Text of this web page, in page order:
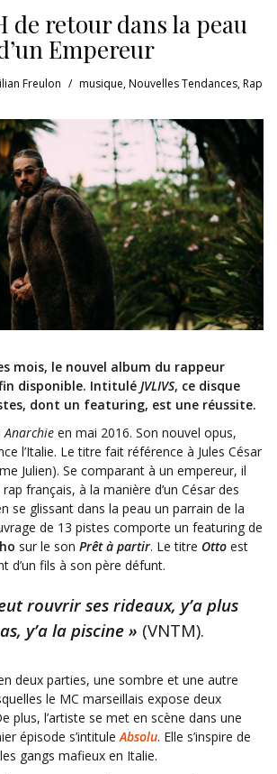
de retour dans la peau
Empereur
Freulon musique,Nouvelles Tendances,Rap
mois, le nouvel album du rappeur
disponible. Intitulé JVLIVS, ce disque
dont un featuring, est une réussite.
Anarchie en mai 2016. Son nouvel opus,
l’Italie. Le titre fait référence à Jules César
Julien). Se comparant à un empereur, il
français, à la manière d’un César des
se glissant dans la peau un parrain de la
de 13 pistes comporte un featuring de
sur le son Prêt à partir. Le titre Otto est
d’un fils à son père défunt.
rouvrir ses rideaux, y’a plus
y’a la piscine » (VNTM).
deux parties, une sombre et une autre
le MC marseillais expose deux
plus, l’artiste se met en scène dans une
épisode s’intitule Absolu. Elle s’inspire de
gangs mafieux en Italie.